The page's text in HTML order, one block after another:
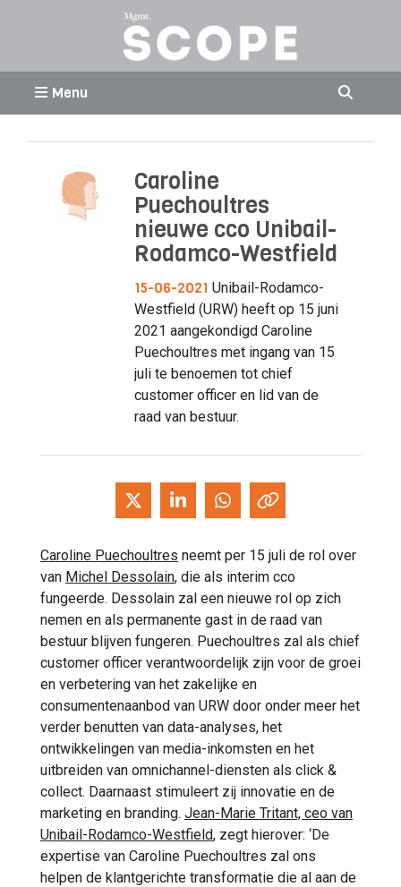
Menu
Caroline
Puechoultres
nieuwe cco Unibail-
Rodamco-Westfield
15-06-2021 Unibail-Rodamco-
Westfield (URW) heeft op 15 juni
2021 aangekondigd Caroline
Puechoultres met ingang van 15
juli te benoemen tot chief
customer officer en lid van de
raad van bestuur.
Caroline Puechoultres neemt per 15 juli de rol over
van Michel Dessolain, die als interim cco
fungeerde. Dessolain zal een nieuwe rol op zich
nemen en als permanente gast in de raad van
bestuur blijven fungeren. Puechoultres zal als chief
customer officer verantwoordelijk zijn voor de groei
en verbetering van het zakelijke en
consumentenaanbod van URW door onder meer het
verder benutten van data-analyses, het
ontwikkelingen van media-inkomsten en het
uitbreiden van omnichannel-diensten als click &
collect. Daarnaast stimuleert zij innovatie en de
marketing en branding. Jean-Marie Tritant, ceo van
Unibail-Rodamco-Westfield, zegt hierover: ‘De
expertise van Caroline Puechoultres zal ons
helpen de klantgerichte transformatie die al aan de